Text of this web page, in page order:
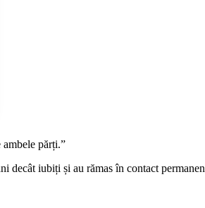
ambele părți.”
iubiți și au rămas în contact